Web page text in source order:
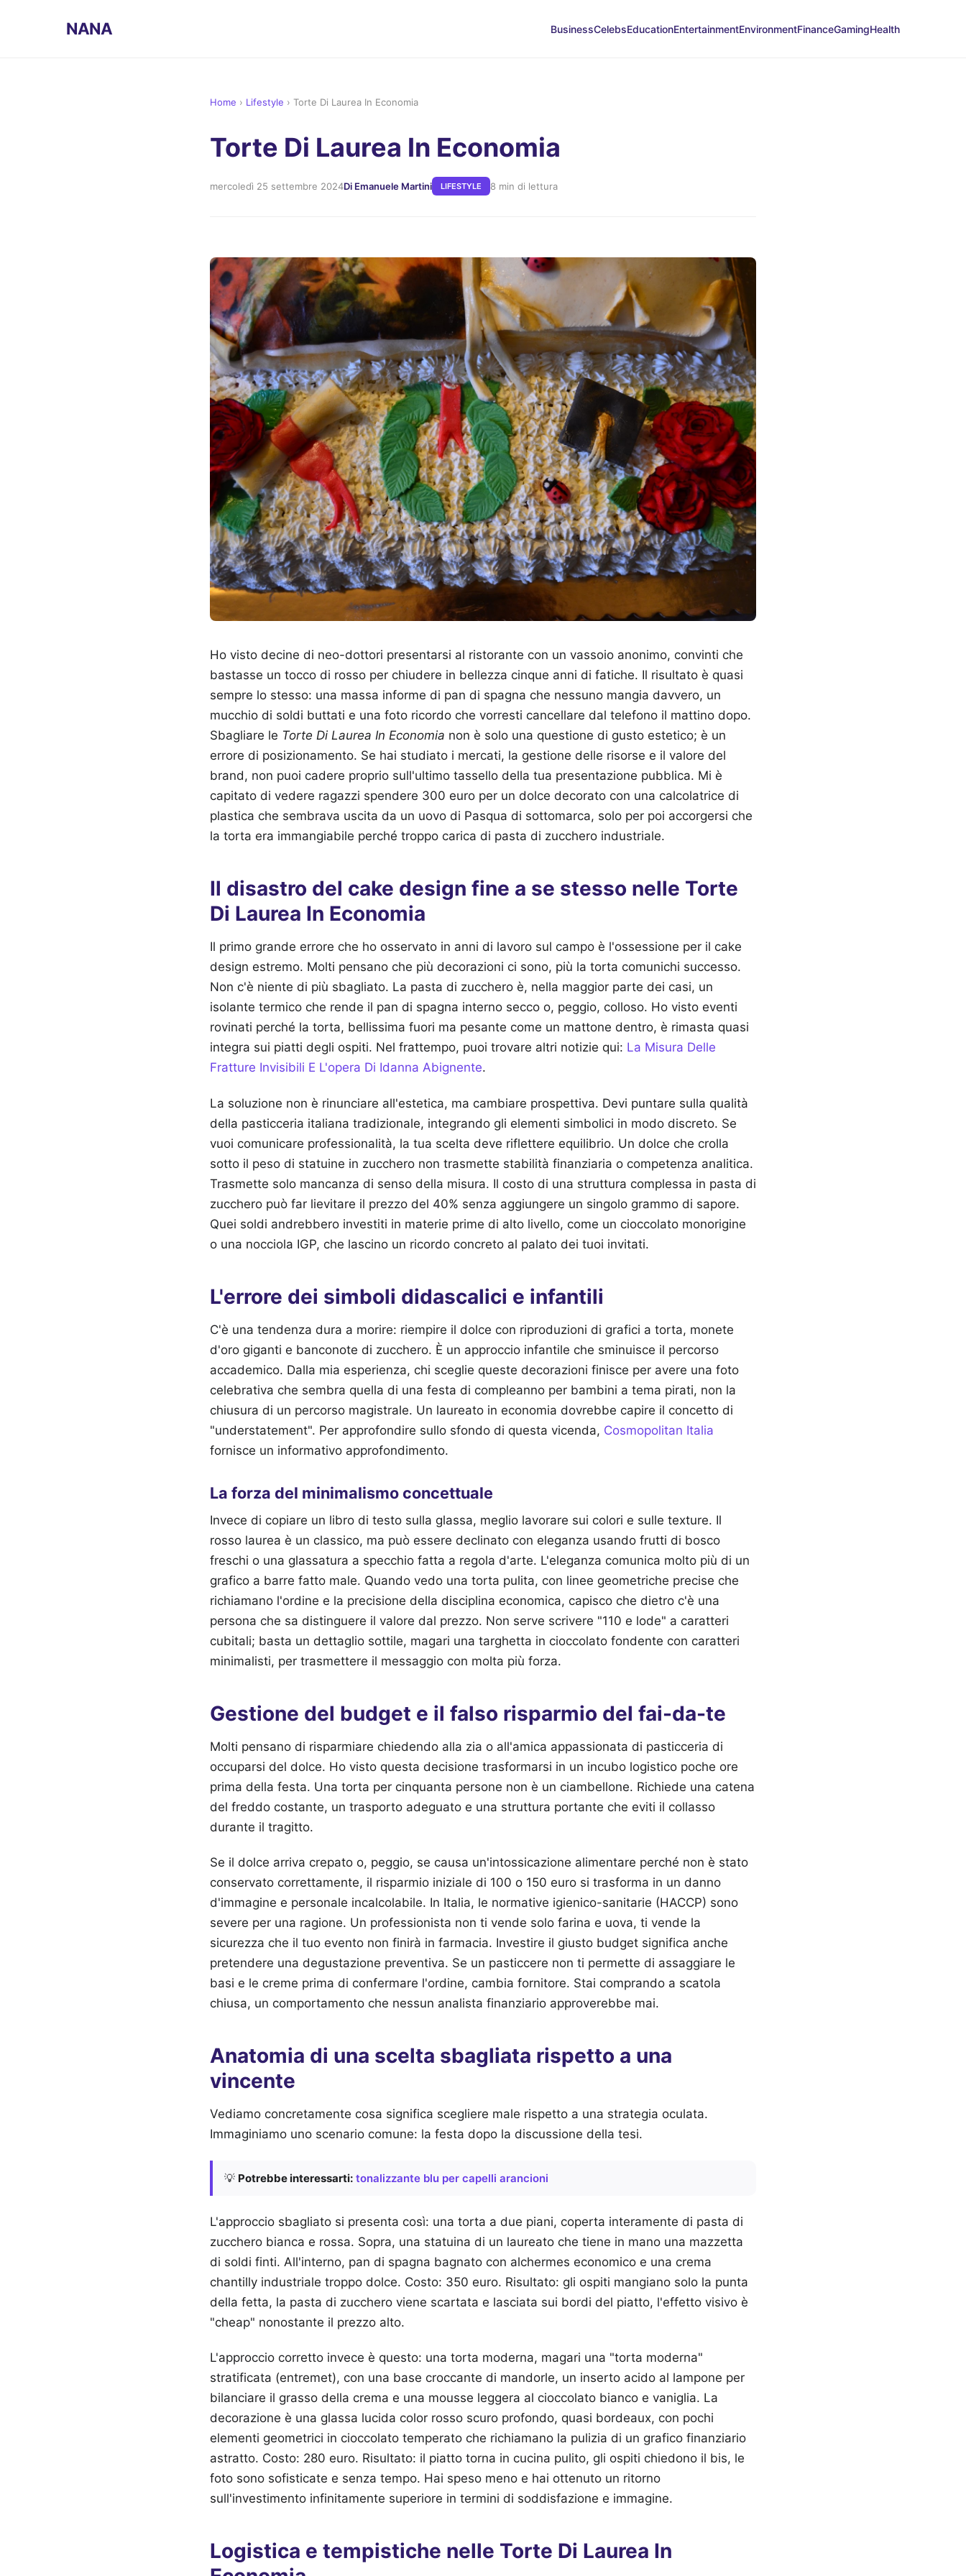
NANA BusinessCelebsEducationEntertainmentEnvironmentFinanceGamingHealth
Home › Lifestyle › Torte Di Laurea In Economia
Torte Di Laurea In Economia
mercoledì 25 settembre 2024Di Emanuele Martini LIFESTYLE 8 min di lettura
Ho visto decine di neo-dottori presentarsi al ristorante con un vassoio anonimo, convinti che
bastasse un tocco di rosso per chiudere in bellezza cinque anni di fatiche. Il risultato è quasi
sempre lo stesso: una massa informe di pan di spagna che nessuno mangia davvero, un
mucchio di soldi buttati e una foto ricordo che vorresti cancellare dal telefono il mattino dopo.
Sbagliare le Torte Di Laurea In Economia non è solo una questione di gusto estetico; è un
errore di posizionamento. Se hai studiato i mercati, la gestione delle risorse e il valore del
brand, non puoi cadere proprio sull'ultimo tassello della tua presentazione pubblica. Mi è
capitato di vedere ragazzi spendere 300 euro per un dolce decorato con una calcolatrice di
plastica che sembrava uscita da un uovo di Pasqua di sottomarca, solo per poi accorgersi che
la torta era immangiabile perché troppo carica di pasta di zucchero industriale.
Il disastro del cake design fine a se stesso nelle Torte
Di Laurea In Economia
Il primo grande errore che ho osservato in anni di lavoro sul campo è l'ossessione per il cake
design estremo. Molti pensano che più decorazioni ci sono, più la torta comunichi successo.
Non c'è niente di più sbagliato. La pasta di zucchero è, nella maggior parte dei casi, un
isolante termico che rende il pan di spagna interno secco o, peggio, colloso. Ho visto eventi
rovinati perché la torta, bellissima fuori ma pesante come un mattone dentro, è rimasta quasi
integra sui piatti degli ospiti. Nel frattempo, puoi trovare altri notizie qui: La Misura Delle
Fratture Invisibili E L'opera Di Idanna Abignente.
La soluzione non è rinunciare all'estetica, ma cambiare prospettiva. Devi puntare sulla qualità
della pasticceria italiana tradizionale, integrando gli elementi simbolici in modo discreto. Se
vuoi comunicare professionalità, la tua scelta deve riflettere equilibrio. Un dolce che crolla
sotto il peso di statuine in zucchero non trasmette stabilità finanziaria o competenza analitica.
Trasmette solo mancanza di senso della misura. Il costo di una struttura complessa in pasta di
zucchero può far lievitare il prezzo del 40% senza aggiungere un singolo grammo di sapore.
Quei soldi andrebbero investiti in materie prime di alto livello, come un cioccolato monorigine
o una nocciola IGP, che lascino un ricordo concreto al palato dei tuoi invitati.
L'errore dei simboli didascalici e infantili
C'è una tendenza dura a morire: riempire il dolce con riproduzioni di grafici a torta, monete
d'oro giganti e banconote di zucchero. È un approccio infantile che sminuisce il percorso
accademico. Dalla mia esperienza, chi sceglie queste decorazioni finisce per avere una foto
celebrativa che sembra quella di una festa di compleanno per bambini a tema pirati, non la
chiusura di un percorso magistrale. Un laureato in economia dovrebbe capire il concetto di
"understatement". Per approfondire sullo sfondo di questa vicenda, Cosmopolitan Italia
fornisce un informativo approfondimento.
La forza del minimalismo concettuale
Invece di copiare un libro di testo sulla glassa, meglio lavorare sui colori e sulle texture. Il
rosso laurea è un classico, ma può essere declinato con eleganza usando frutti di bosco
freschi o una glassatura a specchio fatta a regola d'arte. L'eleganza comunica molto più di un
grafico a barre fatto male. Quando vedo una torta pulita, con linee geometriche precise che
richiamano l'ordine e la precisione della disciplina economica, capisco che dietro c'è una
persona che sa distinguere il valore dal prezzo. Non serve scrivere "110 e lode" a caratteri
cubitali; basta un dettaglio sottile, magari una targhetta in cioccolato fondente con caratteri
minimalisti, per trasmettere il messaggio con molta più forza.
Gestione del budget e il falso risparmio del fai-da-te
Molti pensano di risparmiare chiedendo alla zia o all'amica appassionata di pasticceria di
occuparsi del dolce. Ho visto questa decisione trasformarsi in un incubo logistico poche ore
prima della festa. Una torta per cinquanta persone non è un ciambellone. Richiede una catena
del freddo costante, un trasporto adeguato e una struttura portante che eviti il collasso
durante il tragitto.
Se il dolce arriva crepato o, peggio, se causa un'intossicazione alimentare perché non è stato
conservato correttamente, il risparmio iniziale di 100 o 150 euro si trasforma in un danno
d'immagine e personale incalcolabile. In Italia, le normative igienico-sanitarie (HACCP) sono
severe per una ragione. Un professionista non ti vende solo farina e uova, ti vende la
sicurezza che il tuo evento non finirà in farmacia. Investire il giusto budget significa anche
pretendere una degustazione preventiva. Se un pasticcere non ti permette di assaggiare le
basi e le creme prima di confermare l'ordine, cambia fornitore. Stai comprando a scatola
chiusa, un comportamento che nessun analista finanziario approverebbe mai.
Anatomia di una scelta sbagliata rispetto a una
vincente
Vediamo concretamente cosa significa scegliere male rispetto a una strategia oculata.
Immaginiamo uno scenario comune: la festa dopo la discussione della tesi.
💡 Potrebbe interessarti: tonalizzante blu per capelli arancioni
L'approccio sbagliato si presenta così: una torta a due piani, coperta interamente di pasta di
zucchero bianca e rossa. Sopra, una statuina di un laureato che tiene in mano una mazzetta
di soldi finti. All'interno, pan di spagna bagnato con alchermes economico e una crema
chantilly industriale troppo dolce. Costo: 350 euro. Risultato: gli ospiti mangiano solo la punta
della fetta, la pasta di zucchero viene scartata e lasciata sui bordi del piatto, l'effetto visivo è
"cheap" nonostante il prezzo alto.
L'approccio corretto invece è questo: una torta moderna, magari una "torta moderna"
stratificata (entremet), con una base croccante di mandorle, un inserto acido al lampone per
bilanciare il grasso della crema e una mousse leggera al cioccolato bianco e vaniglia. La
decorazione è una glassa lucida color rosso scuro profondo, quasi bordeaux, con pochi
elementi geometrici in cioccolato temperato che richiamano la pulizia di un grafico finanziario
astratto. Costo: 280 euro. Risultato: il piatto torna in cucina pulito, gli ospiti chiedono il bis, le
foto sono sofisticate e senza tempo. Hai speso meno e hai ottenuto un ritorno
sull'investimento infinitamente superiore in termini di soddisfazione e immagine.
Logistica e tempistiche nelle Torte Di Laurea In